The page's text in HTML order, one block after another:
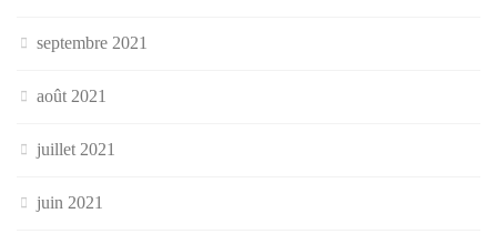
septembre 2021
août 2021
juillet 2021
juin 2021